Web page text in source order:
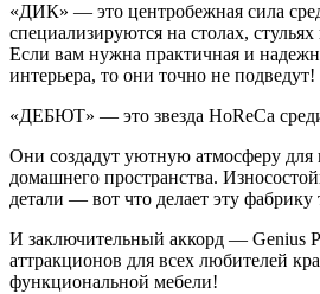
«ДИК» — это центробежная сила
специализируются на столах,
Если вам нужна практичная и
интерьера, то они точно не подведут!
«ДЕБЮТ» — это звезда HoReCa
Они создадут уютную атмосферу для
домашнего пространства.
детали — вот что делает эту
И заключительный аккорд — Genius
аттракционов для всех любителей
функциональной мебели!